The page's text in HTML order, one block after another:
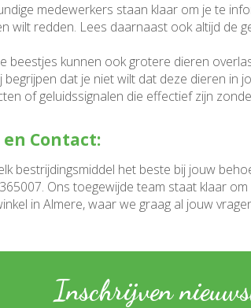
medewerkers staan klaar om je te
wilt redden. Lees daarnaast ook altijd de
beestjes kunnen ook grotere dieren
begrijpen dat je niet wilt dat deze dieren in
of geluidssignalen die effectief zijn
Contact:
bestrijdingsmiddel het beste bij jouw
Ons toegewijde team staat klaar
in Almere, waar we graag al jouw
Inschrijven